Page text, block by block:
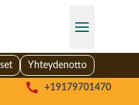
Yhteydenotto
 +19179701470